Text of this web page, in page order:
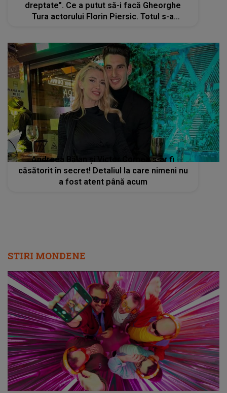
dreptate". Ce a putut să-i facă Gheorghe
Tura actorului Florin Piersic. Totul s-a
Andreea Bălan și Victor Cornea s-ar fi
căsătorit în secret! Detaliul la care nimeni nu
a fost atent până acum
STIRI MONDENE